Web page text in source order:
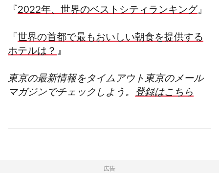
『 2022年、世界のベストシティランキング』
『 世界の首都で最もおいしい朝食を提供する
ホテルは？』
東京の最新情報をタイムアウト東京のメール
マガジンでチェックしよう。 登録はこちら
広告